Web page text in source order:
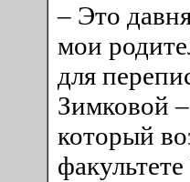
– Это
мои
для
Зимковой
который